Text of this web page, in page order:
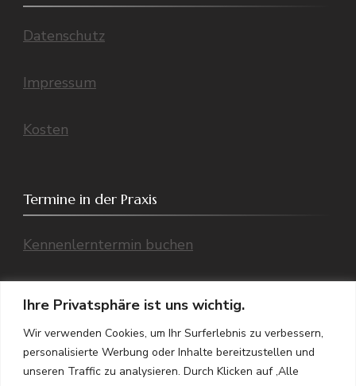
Ihre Privatsphäre ist uns wichtig.
Wir verwenden Cookies, um Ihr Surferlebnis zu verbessern,
personalisierte Werbung oder Inhalte bereitzustellen und
unseren Traffic zu analysieren. Durch Klicken auf ‚Alle
Datenschutz
Impressum
Kosten
Termine in der Praxis
Kennenlerntermin buchen
Übersicht aller Termine (Telefon/ Praxis,
Video)